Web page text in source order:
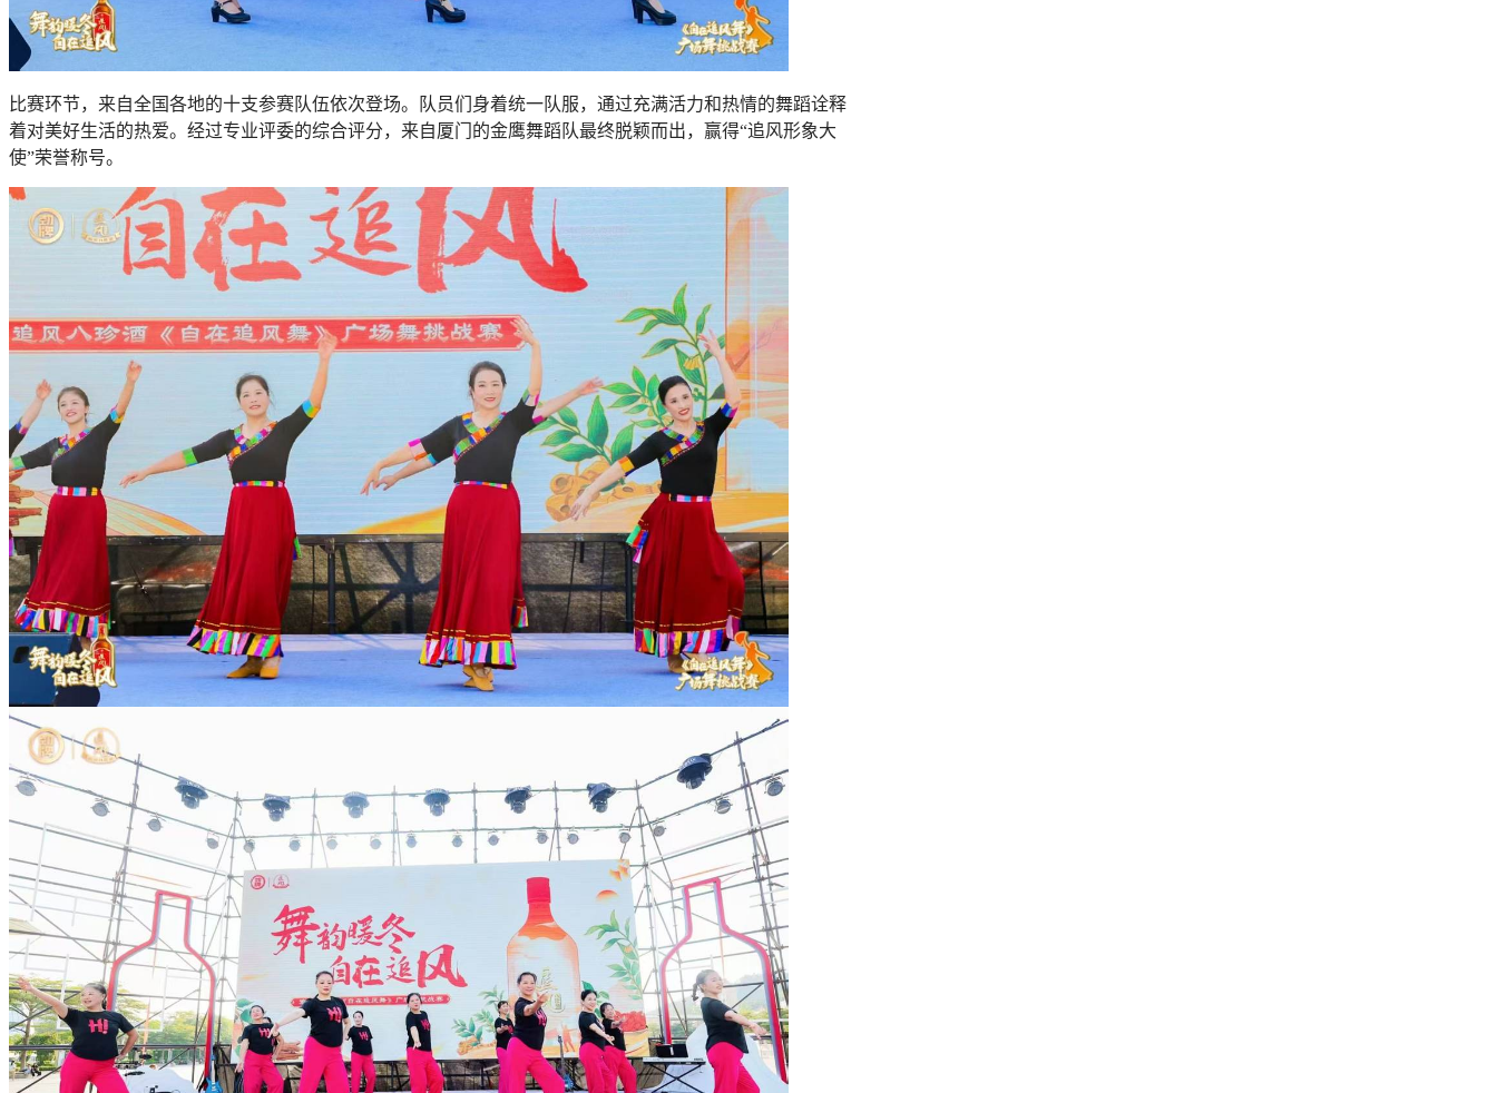
比赛环节，来自全国各地的十支参赛队伍依次登场。队员们身着统一队服，通过充满活力和热情的舞蹈诠释
着对美好生活的热爱。经过专业评委的综合评分，来自厦门的金鹰舞蹈队最终脱颖而出，赢得“追风形象大
使”荣誉称号。